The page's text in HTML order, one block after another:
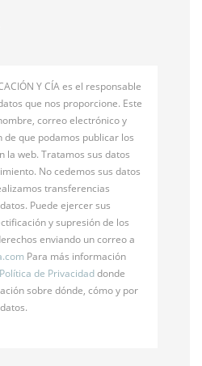
Y CÍA es el responsable
que nos proporcione. Este
correo electrónico y
de que podamos publicar los
la web. Tratamos sus datos
No cedemos sus datos
transferencias
Puede ejercer sus
y supresión de los
enviando un correo a
Para más información
Política de Privacidaddonde
sobre dónde, cómo y por